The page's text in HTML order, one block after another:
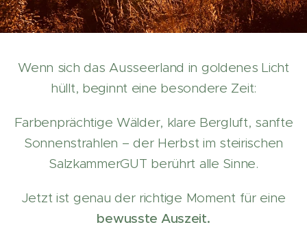
Wenn sich das Ausseerland in goldenes Licht
hüllt, beginnt eine besondere Zeit:
Farbenprächtige Wälder, klare Bergluft, sanfte
Sonnenstrahlen – der Herbst im steirischen
SalzkammerGUT berührt alle Sinne.
Jetzt ist genau der richtige Moment für eine
bewusste Auszeit.